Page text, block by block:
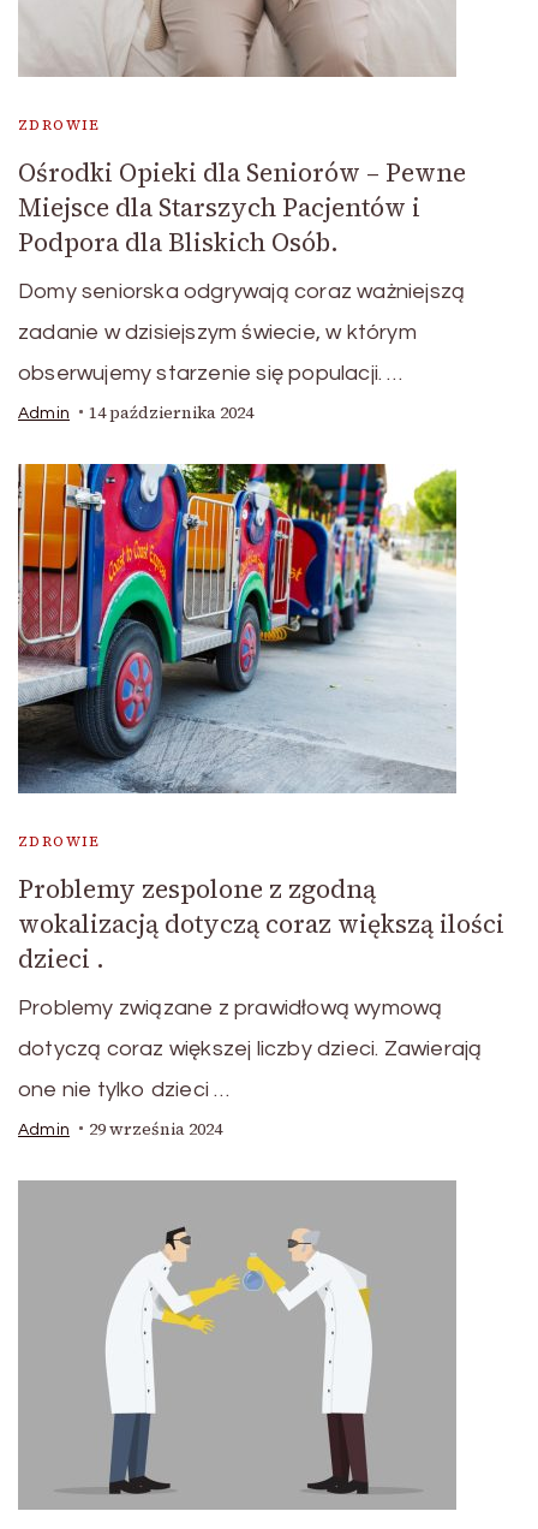
ZDROWIE
Ośrodki Opieki dla Seniorów – Pewne
Miejsce dla Starszych Pacjentów i
Podpora dla Bliskich Osób.
Domy seniorska odgrywają coraz ważniejszą
zadanie w dzisiejszym świecie, w którym
obserwujemy starzenie się populacji. …
Admin 14 października 2024
ZDROWIE
Problemy zespolone z zgodną
wokalizacją dotyczą coraz większą ilości
dzieci .
Problemy związane z prawidłową wymową
dotyczą coraz większej liczby dzieci. Zawierają
one nie tylko dzieci …
Admin 29 września 2024